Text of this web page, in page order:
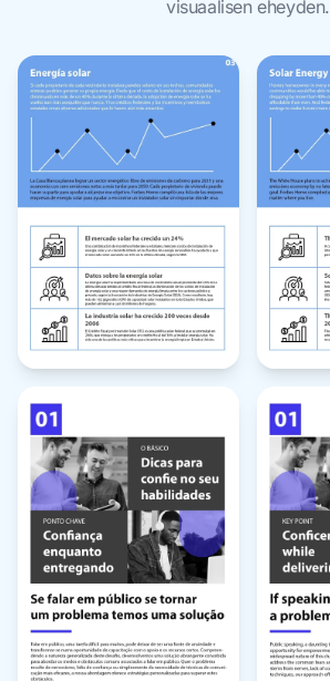
visuaalisen eheyden.